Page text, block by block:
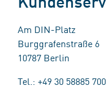
Am DIN-Platz
Burggrafenstraße 6
10787 Berlin
Tel.: +49 30 58885